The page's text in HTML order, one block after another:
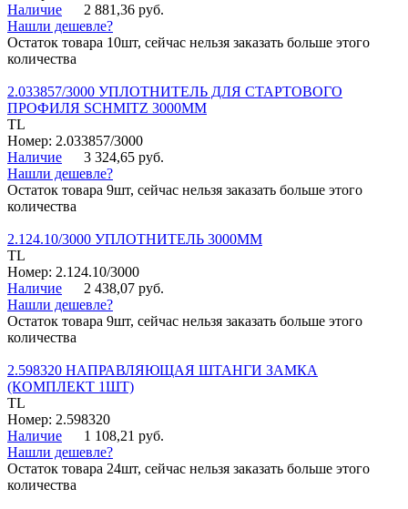
Наличие
2 881,36 руб.
Нашли дешевле?
Остаток товара 10шт, сейчас нельзя заказать больше этого
количества
2.033857/3000 УПЛОТНИТЕЛЬ ДЛЯ СТАРТОВОГО
ПРОФИЛЯ SCHMITZ 3000ММ
TL
Номер: 2.033857/3000
Наличие
3 324,65 руб.
Нашли дешевле?
Остаток товара 9шт, сейчас нельзя заказать больше этого
количества
2.124.10/3000 УПЛОТНИТЕЛЬ 3000ММ
TL
Номер: 2.124.10/3000
Наличие
2 438,07 руб.
Нашли дешевле?
Остаток товара 9шт, сейчас нельзя заказать больше этого
количества
2.598320 НАПРАВЛЯЮЩАЯ ШТАНГИ ЗАМКА
(КОМПЛЕКТ 1ШТ)
TL
Номер: 2.598320
Наличие
1 108,21 руб.
Нашли дешевле?
Остаток товара 24шт, сейчас нельзя заказать больше этого
количества